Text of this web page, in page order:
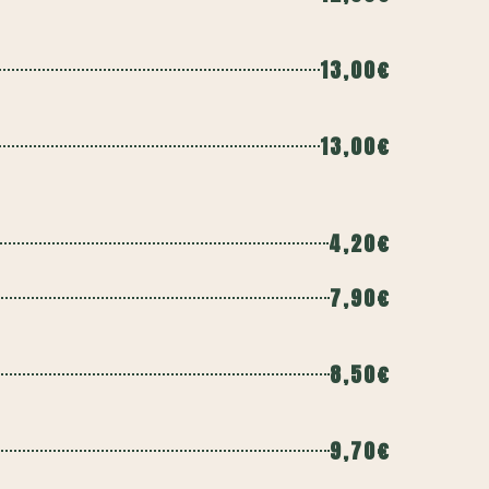
13,00€
13,00€
4,20€
7,90€
8,50€
9,70€